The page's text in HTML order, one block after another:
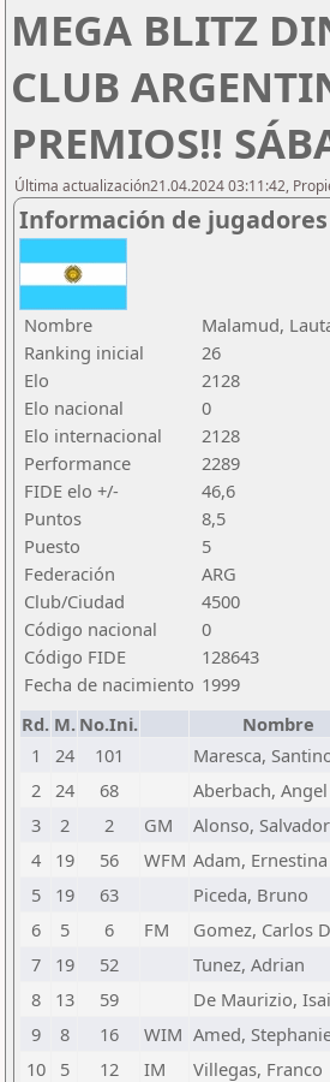
MEGA BLITZ
CLUB
PREMIOS!!
Última actualización21.04.2024 03:11:42,
Información de jugadores
Nombre
Malamud,
Ranking inicial
26
Elo
2128
Elo nacional
0
Elo internacional
2128
Performance
2289
FIDE elo +/-
46,6
Puntos
8,5
Puesto
5
Federación
ARG
Club/Ciudad
4500
Código nacional
0
Código FIDE
128643
Fecha de nacimiento 1999
Rd. M. No.Ini. Nombre
1
24 101 Maresca,
2 24 68 Aberbach, Angel
3
2 2 GM Alonso, Salvador
4
19 56 WFM Adam, Ernestina
5
19 63 Piceda, Bruno
6
5 6 FM Gomez, Carlos
7
19 52 Tunez, Adrian
8
13 59 De Maurizio,
9
8 16 WIM Amed,
10
5 12 IM Villegas, Franco